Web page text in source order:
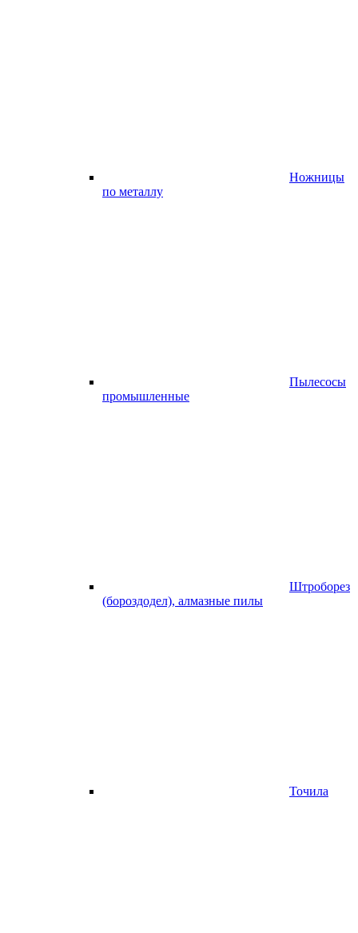
Ножницы
по металлу
Пылесосы
промышленные
Штроборез
(бороздодел), алмазные пилы
Точила